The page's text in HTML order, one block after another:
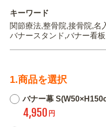
キーワード
関節療法,整骨院,接骨院,名
バナースタンド,バナー看
1.商品を選択
バナー幕
4,950 円